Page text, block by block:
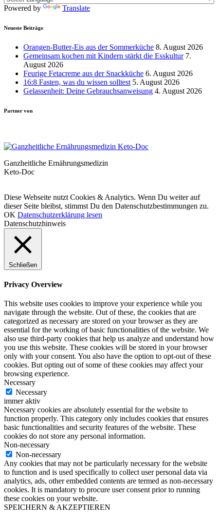
Powered by Translate
Neueste Beiträge
Orangen-Butter-Eis aus der Sommerküche 8. August 2026
Gemeinsam kochen mit Kindern stärkt die Esskultur 7.
August 2026
Feurige Fetacreme aus der Snackküche 6. August 2026
16:8 Fasten, was du wissen solltest 5. August 2026
Gelassenheit: Deine Gebrauchsanweisung 4. August 2026
Partner von
Ganzheitliche Ernährungsmedizin
Keto-Doc
Diese Webseite nutzt Cookies & Analytics. Wenn Du weiter auf
dieser Seite bleibst, stimmst Du den Datenschutzbestimmungen zu.
OK Datenschutzerklärung lesen
Datenschutzhinweis
Schließen
Privacy Overview
This website uses cookies to improve your experience while you
navigate through the website. Out of these, the cookies that are
categorized as necessary are stored on your browser as they are
essential for the working of basic functionalities of the website. We
also use third-party cookies that help us analyze and understand how
you use this website. These cookies will be stored in your browser
only with your consent. You also have the option to opt-out of these
cookies. But opting out of some of these cookies may affect your
browsing experience.
Necessary
Necessary
immer aktiv
Necessary cookies are absolutely essential for the website to
function properly. This category only includes cookies that ensures
basic functionalities and security features of the website. These
cookies do not store any personal information.
Non-necessary
Non-necessary
Any cookies that may not be particularly necessary for the website
to function and is used specifically to collect user personal data via
analytics, ads, other embedded contents are termed as non-necessary
cookies. It is mandatory to procure user consent prior to running
these cookies on your website.
SPEICHERN & AKZEPTIEREN